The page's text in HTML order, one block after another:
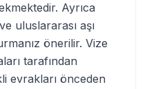
Ayrıca
uluslararası aşı
önerilir. Vize
tarafından
evrakları önceden